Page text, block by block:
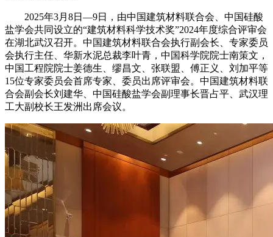
2025年3月8日—9日，由中国建筑材料联合会、中国硅酸
盐学会共同设立的“建筑材料科学技术奖”2024年度综合评审会
在湖北武汉召开。中国建筑材料联合会执行副会长、专家委员
会执行主任、华新水泥总裁李叶青，中国科学院院士南策文，
中国工程院院士姜德生、缪昌文、张联盟、傅正义、刘加平等
15位专家委员会首席专家、委员出席评审会。中国建筑材料联
合会副会长刘建华、中国硅酸盐学会副理事长晋占平、武汉理
工大副校长王发洲出席会议。